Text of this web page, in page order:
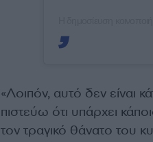
«Λοιπόν, αυτό δεν είναι
πιστεύω ότι υπάρχει
τον τραγικό θάνατο του